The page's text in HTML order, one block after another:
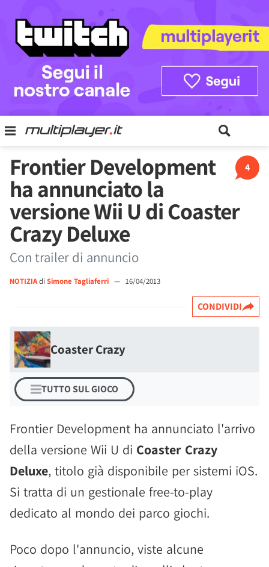
4
Frontier Development
ha annunciato la
versione Wii U di Coaster
Crazy Deluxe
Con trailer di annuncio
NOTIZIAdi Simone Tagliaferri — 16/04/2013
CONDIVIDI
Coaster Crazy
TUTTO SUL GIOCO
Frontier Development ha annunciato l'arrivo
della versione Wii U di Coaster Crazy
Deluxe, titolo già disponibile per sistemi iOS.
Si tratta di un gestionale free-to-play
dedicato al mondo dei parco giochi.
Poco dopo l'annuncio, viste alcune